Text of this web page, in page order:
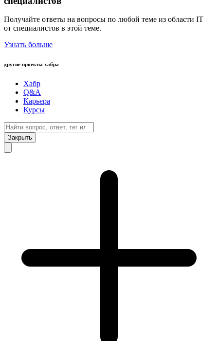
Получайте ответы на вопросы по любой теме из области IT
от специалистов в этой теме.
Узнать больше
другие проекты хабра
Хабр
Q&A
Карьера
Курсы
Закрыть